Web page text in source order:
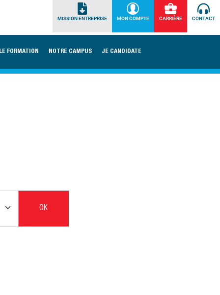
MISSION ENTREPRISE MON COMPTE CARRIÈRE CONTACT
FORMATION NOTRE CAMPUS JE CANDIDATE
OK